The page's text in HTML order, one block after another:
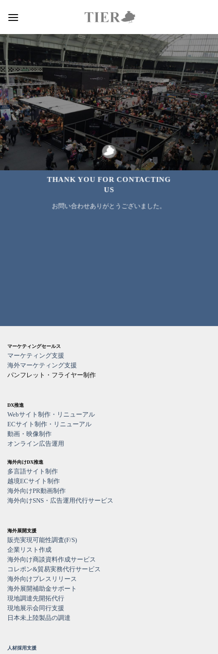
THANK YOU FOR CONTACTING
US
お問い合わせありがとうございました。
マーケティングセールス
マーケティング支援
海外マーケティング支援
パンフレット・フライヤー制作
DX推進
Webサイト制作・リニューアル
ECサイト制作・リニューアル
動画・映像制作
オンライン広告運用
海外向けDX推進
多言語サイト制作
越境ECサイト制作
海外向けPR動画制作
海外向けSNS・広告運用代行サービス
海外展開支援
販売実現可能性調査(F/S)
企業リスト作成
海外向け商談資料作成サービス
コレポン&貿易実務代行サービス
海外向けプレスリリース
海外展開補助金サポート
現地調達先開拓代行
現地展示会同行支援
日本未上陸製品の調達
人材採用支援